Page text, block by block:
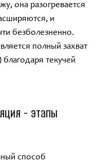
она разогревается
и
безболезненно.
полный захват
текучей
- этапы
способ